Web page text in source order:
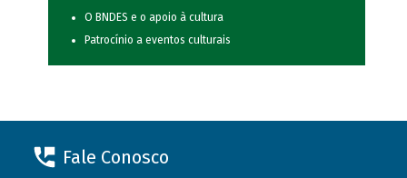
O BNDES e o apoio à cultura
Patrocínio a eventos culturais
Fale Conosco